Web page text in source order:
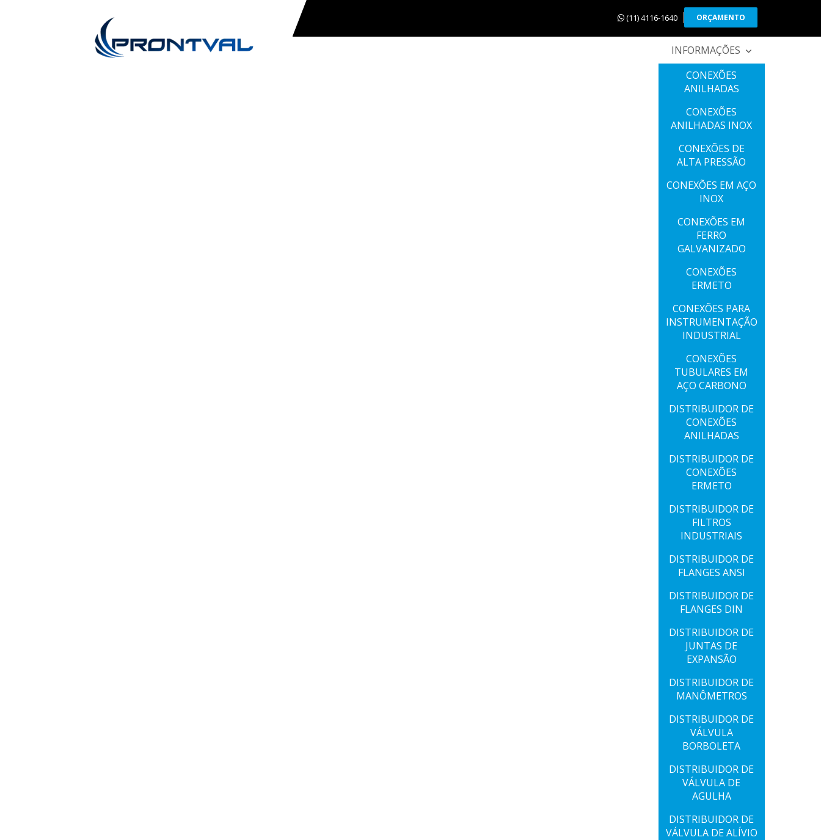
(11) 4116-1640 ORÇAMENTO
INFORMAÇÕES
CONEXÕES
ANILHADAS
CONEXÕES
ANILHADAS INOX
CONEXÕES DE
ALTA PRESSÃO
CONEXÕES EM AÇO
INOX
CONEXÕES EM
FERRO
GALVANIZADO
CONEXÕES
ERMETO
CONEXÕES PARA
INSTRUMENTAÇÃO
INDUSTRIAL
CONEXÕES
TUBULARES EM
AÇO CARBONO
DISTRIBUIDOR DE
CONEXÕES
ANILHADAS
DISTRIBUIDOR DE
CONEXÕES
ERMETO
DISTRIBUIDOR DE
FILTROS
INDUSTRIAIS
DISTRIBUIDOR DE
FLANGES ANSI
DISTRIBUIDOR DE
FLANGES DIN
DISTRIBUIDOR DE
JUNTAS DE
EXPANSÃO
DISTRIBUIDOR DE
MANÔMETROS
DISTRIBUIDOR DE
VÁLVULA
BORBOLETA
DISTRIBUIDOR DE
VÁLVULA DE
AGULHA
DISTRIBUIDOR DE
VÁLVULA DE ALÍVIO